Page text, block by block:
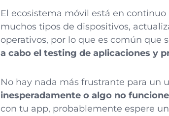
El ecosistema móvil está en
muchos tipos de dispositivos,
operativos, por lo que es común que
a cabo el testing de aplicaciones y
No hay nada más frustrante para un
inesperadamente o algo no
con tu app, probablemente espere